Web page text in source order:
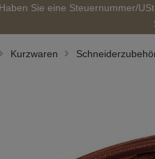
Haben Sie eine Steuernummer/
Kurzwaren